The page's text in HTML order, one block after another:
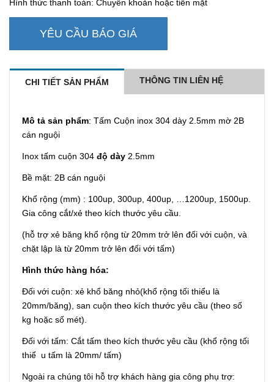
Hình thức thanh toán: Chuyển khoản hoặc tiền mặt
YÊU CẦU BÁO GIÁ
CHI TIẾT SẢN PHẨM THÔNG TIN LIÊN HỆ
Mô tả sản phẩm: Tấm Cuộn inox 304 dày 2.5mm mờ 2B
cán nguội
Inox tấm cuộn 304 độ dày 2.5mm
Bề mặt: 2B cán nguội
Khổ rộng (mm) : 100up, 300up, 400up, …1200up, 1500up.
Gia công cắt/xẻ theo kích thước yêu cầu.
(hỗ trợ xẻ băng khổ rộng từ 20mm trở lên đối với cuộn, và
chặt lập là từ 20mm trở lên đối với tấm)
Hình thức hàng hóa:
Đối với cuộn: xẻ khổ băng nhỏ(khổ rộng tối thiểu là
20mm/băng), san cuộn theo kích thước yêu cầu (theo số
kg hoặc số mét).
Đối với tấm: Cắt tấm theo kích thước yêu cầu (khổ rộng tối
thiể u tấm là 20mm/ tấm)
Ngoài ra chúng tôi hỗ trợ khách hàng gia công phụ trợ: